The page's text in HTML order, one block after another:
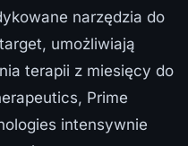
narzędzia do
umożliwiają
terapii z miesięcy do
Prime
intensywnie